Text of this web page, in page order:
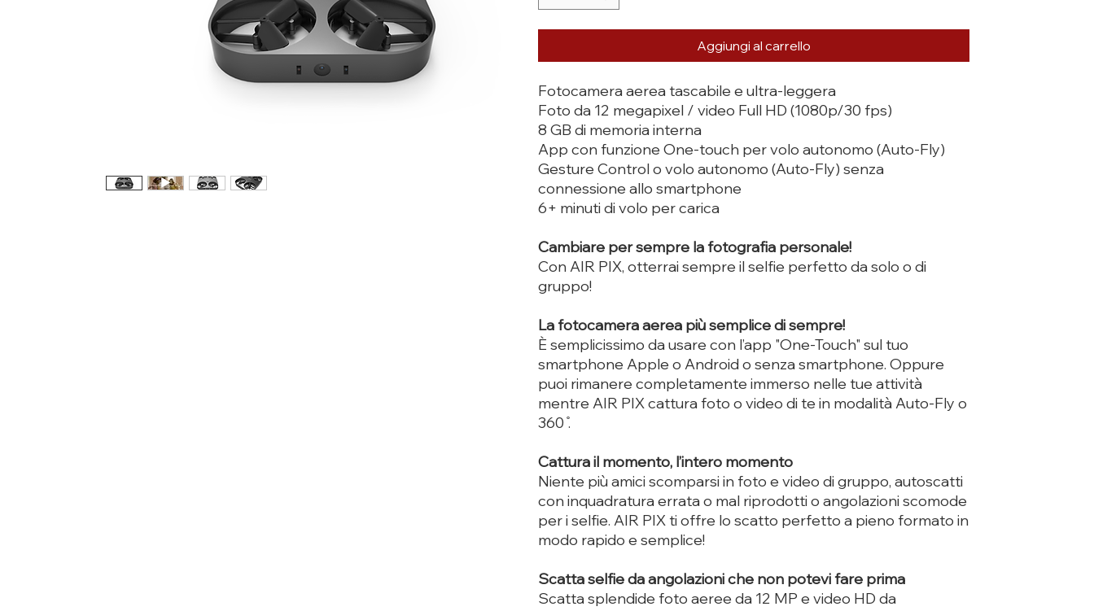
Aggiungi al carrello
Fotocamera aerea tascabile e ultra-leggera
Foto da 12 megapixel / video Full HD (1080p/30 fps)
8 GB di memoria interna
App con funzione One-touch per volo autonomo (Auto-Fly)
Gesture Control o volo autonomo (Auto-Fly) senza
connessione allo smartphone
6+ minuti di volo per carica
Cambiare per sempre la fotografia personale!
Con AIR PIX, otterrai sempre il selfie perfetto da solo o di
gruppo!
La fotocamera aerea più semplice di sempre!
È semplicissimo da usare con l’app "One-Touch" sul tuo
smartphone Apple o Android o senza smartphone. Oppure
puoi rimanere completamente immerso nelle tue attività
mentre AIR PIX cattura foto o video di te in modalità Auto-Fly o
360 ̊.
Cattura il momento, l’intero momento
Niente più amici scomparsi in foto e video di gruppo, autoscatti
con inquadratura errata o mal riprodotti o angolazioni scomode
per i selfie. AIR PIX ti offre lo scatto perfetto a pieno formato in
modo rapido e semplice!
Scatta selfie da angolazioni che non potevi fare prima
Scatta splendide foto aeree da 12 MP e video HD da